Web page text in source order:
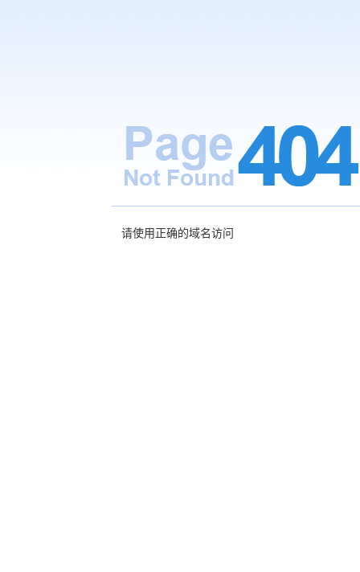
请使用正确的域名访问